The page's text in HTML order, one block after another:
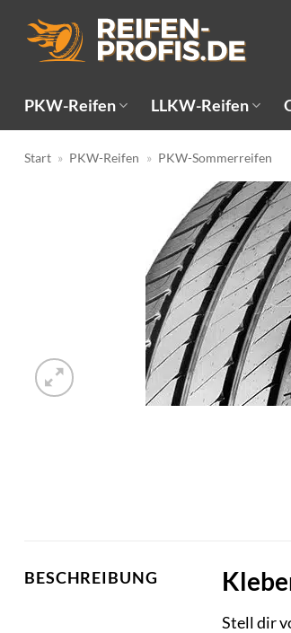
Inhalt
springen
PKW-Reifen LLKW-Reifen
Start » PKW-Reifen » PKW-Sommerreifen
BESCHREIBUNG
Stell dir